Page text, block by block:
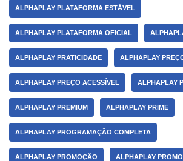
ALPHAPLAY PLATAFORMA ESTÁVEL
ALPHAPLAY PLATAFORMA OFICIAL
ALPHAPLAY PRATICIDADE ALPHAPLAY
ALPHAPLAY PREÇO ACESSÍVEL ALPHAPLAY
ALPHAPLAY PREMIUM ALPHAPLAY PRIME
ALPHAPLAY PROGRAMAÇÃO COMPLETA
ALPHAPLAY PROMOÇÃO ALPHAPLAY